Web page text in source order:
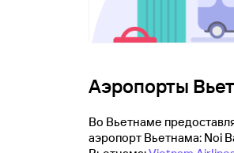
Аэропорты
Во Вьетнаме
аэропорт Вьетнама: Noi